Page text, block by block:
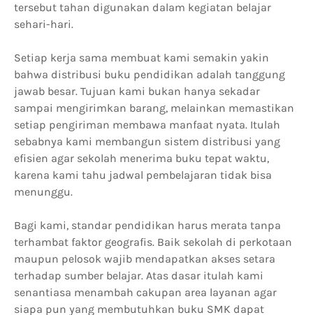
tersebut tahan digunakan dalam kegiatan belajar
sehari-hari.
Setiap kerja sama membuat kami semakin yakin
bahwa distribusi buku pendidikan adalah tanggung
jawab besar. Tujuan kami bukan hanya sekadar
sampai mengirimkan barang, melainkan memastikan
setiap pengiriman membawa manfaat nyata. Itulah
sebabnya kami membangun sistem distribusi yang
efisien agar sekolah menerima buku tepat waktu,
karena kami tahu jadwal pembelajaran tidak bisa
menunggu.
Bagi kami, standar pendidikan harus merata tanpa
terhambat faktor geografis. Baik sekolah di perkotaan
maupun pelosok wajib mendapatkan akses setara
terhadap sumber belajar. Atas dasar itulah kami
senantiasa menambah cakupan area layanan agar
siapa pun yang membutuhkan buku SMK dapat